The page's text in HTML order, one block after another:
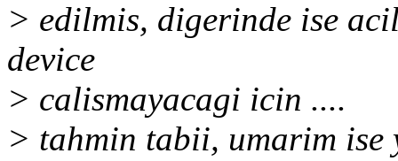
> edilmis, digerinde ise
device
> calismayacagi icin ....
> tahmin tabii, umarim ise